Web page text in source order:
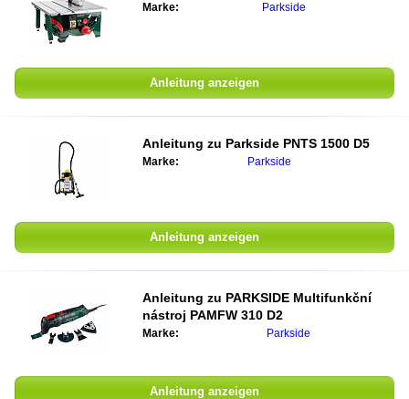
Marke: Parkside
Anleitung anzeigen
Anleitung zu Parkside PNTS 1500 D5
Marke: Parkside
Anleitung anzeigen
Anleitung zu PARKSIDE Multifunkční
nástroj PAMFW 310 D2
Marke: Parkside
Anleitung anzeigen